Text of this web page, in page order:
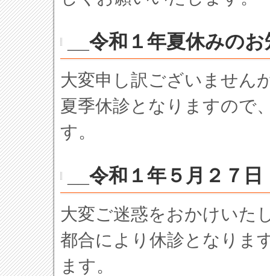
__令和１年夏休みの
大変申し訳ございません
夏季休診となりますので
す。
__令和１年５月２７
大変ご迷惑をおかけいた
都合により休診となりま
ます。